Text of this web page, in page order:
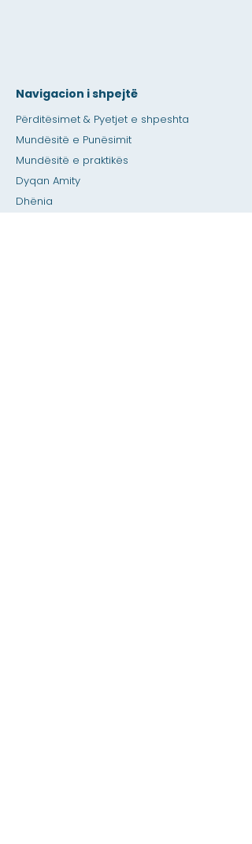
Navigacion i shpejtë
Përditësimet & Pyetjet e shpeshta
Mundësitë e Punësimit
Mundësitë e praktikës
Dyqan Amity
Dhënia